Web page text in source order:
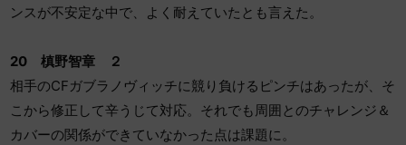
ンスが不安定な中で、よく耐えていたとも言えた。
20 槙野智章 ２
相手のCFガブラノヴィッチに競り負けるピンチはあったが、そ
こから修正して辛うじて対応。それでも周囲とのチャレンジ＆
カバーの関係ができていなかった点は課題に。